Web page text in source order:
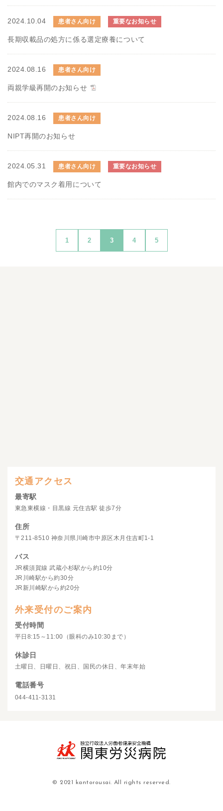
2024.10.04 患者さん向け 重要なお知らせ
長期収載品の処方に係る選定療養について
2024.08.16 患者さん向け
両親学級再開のお知らせ
2024.08.16 患者さん向け
NIPT再開のお知らせ
2024.05.31 患者さん向け 重要なお知らせ
館内でのマスク着用について
1 2 3 4 5
交通アクセス
最寄駅
東急東横線・目黒線 元住吉駅 徒歩7分
住所
〒211-8510 神奈川県川崎市中原区木月住吉町1-1
バス
JR横須賀線 武蔵小杉駅から約10分
JR川崎駅から約30分
JR新川崎駅から約20分
外来受付のご案内
受付時間
平日8:15～11:00（眼科のみ10:30まで）
休診日
土曜日、日曜日、祝日、国民の休日、年末年始
電話番号
044-411-3131
© 2021 kantorousai. All rights reserved.